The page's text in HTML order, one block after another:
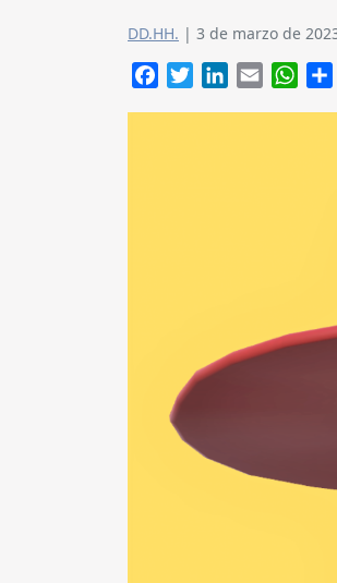
DD.HH. | 3 de marzo de
FacebookTwitterLinkedIn
Email